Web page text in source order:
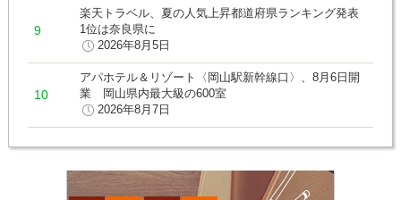
楽天トラベル、夏の人気上昇都道府県ランキング発表
1位は奈良県に
2026年8月5日
アパホテル＆リゾート〈岡山駅新幹線口〉、8月6日開
業 岡山県内最大級の600室
2026年8月7日